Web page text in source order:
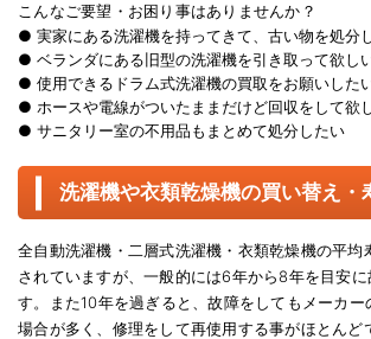
こんなご要望・お困り事はありませんか？
● 実家にある洗濯機を持ってきて、古い物を処分
● ベランダにある旧型の洗濯機を引き取って欲し
● 使用できるドラム式洗濯機の買取をお願いした
● ホースや電線がついたままだけど回収をして欲
● サニタリー室の不用品もまとめて処分したい
洗濯機や衣類乾燥機の買い替え・
全自動洗濯機・二層式洗濯機・衣類乾燥機の平均
されていますが、一般的には6年から8年を目安に
す。また10年を過ぎると、故障をしてもメーカー
場合が多く、修理をして再使用する事がほとんど